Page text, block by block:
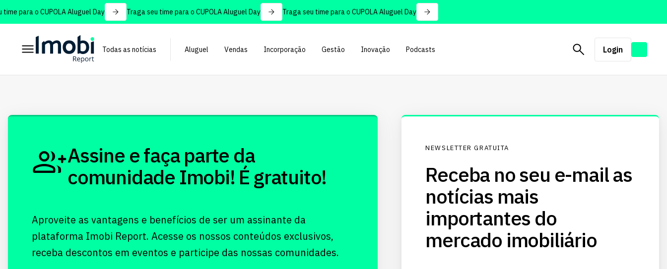
para o CUPOLA Aluguel Day Traga seu time para o CUPOLA Aluguel Day Traga seu time para o CUPOLA Aluguel Day
Todas as notícias Aluguel Vendas Incorporação Gestão Inovação Podcasts Login
Assine e faça parte da
comunidade Imobi! É gratuito!
Aproveite as vantagens e benefícios de ser um assinante da
plataforma Imobi Report. Acesse os nossos conteúdos exclusivos,
receba descontos em eventos e participe das nossas comunidades.
NEWSLETTER GRATUITA
Receba no seu e-mail as
notícias mais
importantes do
mercado imobiliário